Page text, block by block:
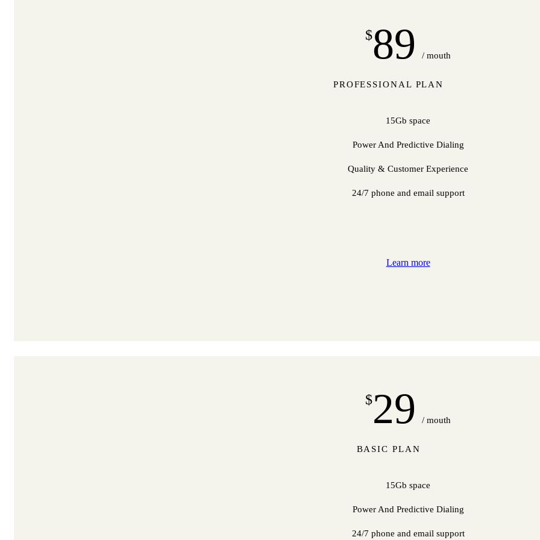
$89 / mouth
PROFESSIONAL PLAN
15Gb space
Power And Predictive Dialing
Quality & Customer Experience
24/7 phone and email support
Learn more
$29 / mouth
BASIC PLAN
15Gb space
Power And Predictive Dialing
24/7 phone and email support